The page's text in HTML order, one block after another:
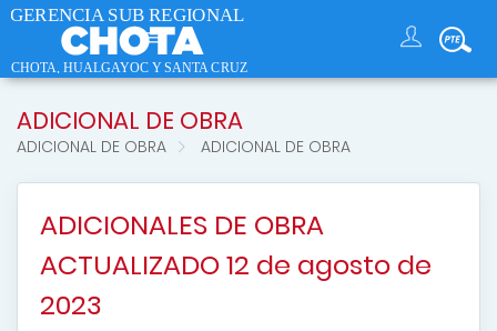
ADICIONAL DE OBRA
ADICIONAL DE OBRA ADICIONAL DE OBRA
ADICIONALES DE OBRA
ACTUALIZADO 12 de agosto de
2023